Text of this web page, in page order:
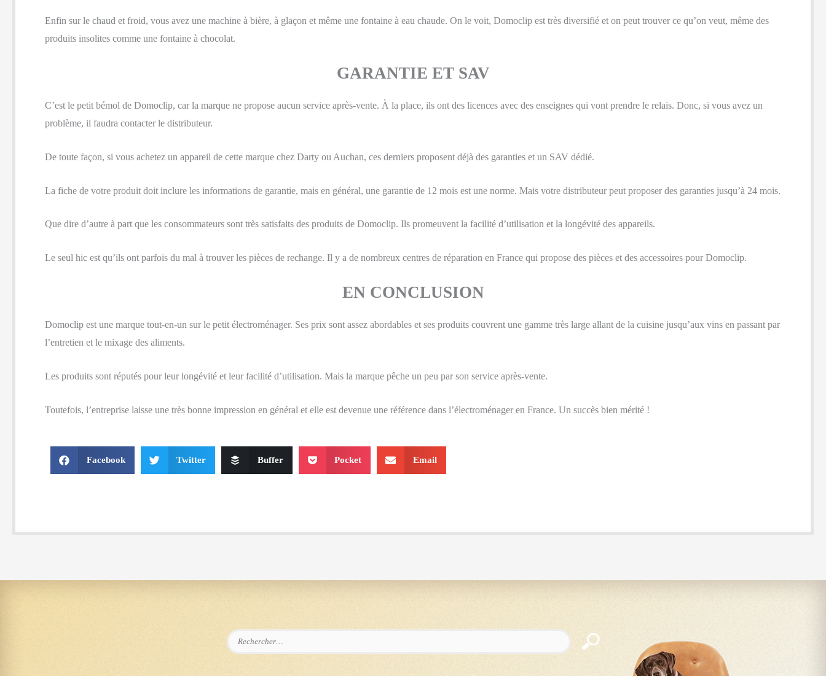
Enfin sur le chaud et froid, vous avez une machine à bière, à glaçon et même une fontaine à eau chaude. On le voit, Domoclip est très diversifié et on peut trouver ce qu’on veut, même des
produits insolites comme une fontaine à chocolat.
GARANTIE ET SAV
C’est le petit bémol de Domoclip, car la marque ne propose aucun service après-vente. À la place, ils ont des licences avec des enseignes qui vont prendre le relais. Donc, si vous avez un
problème, il faudra contacter le distributeur.
De toute façon, si vous achetez un appareil de cette marque chez Darty ou Auchan, ces derniers proposent déjà des garanties et un SAV dédié.
La fiche de votre produit doit inclure les informations de garantie, mais en général, une garantie de 12 mois est une norme. Mais votre distributeur peut proposer des garanties jusqu’à 24 mois.
Que dire d’autre à part que les consommateurs sont très satisfaits des produits de Domoclip. Ils promeuvent la facilité d’utilisation et la longévité des appareils.
Le seul hic est qu’ils ont parfois du mal à trouver les pièces de rechange. Il y a de nombreux centres de réparation en France qui propose des pièces et des accessoires pour Domoclip.
EN CONCLUSION
Domoclip est une marque tout-en-un sur le petit électroménager. Ses prix sont assez abordables et ses produits couvrent une gamme très large allant de la cuisine jusqu’aux vins en passant par
l’entretien et le mixage des aliments.
Les produits sont réputés pour leur longévité et leur facilité d’utilisation. Mais la marque pêche un peu par son service après-vente.
Toutefois, l’entreprise laisse une très bonne impression en général et elle est devenue une référence dans l’électroménager en France. Un succès bien mérité !
Facebook Twitter Buffer Pocket Email
Rechercher :